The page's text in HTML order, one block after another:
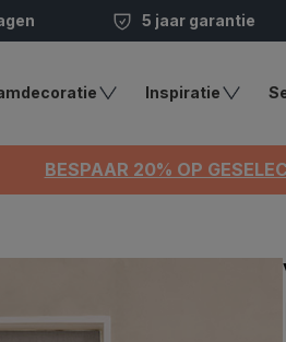
5 jaar garantie
Inspiratie
BESPAAR 20% OP